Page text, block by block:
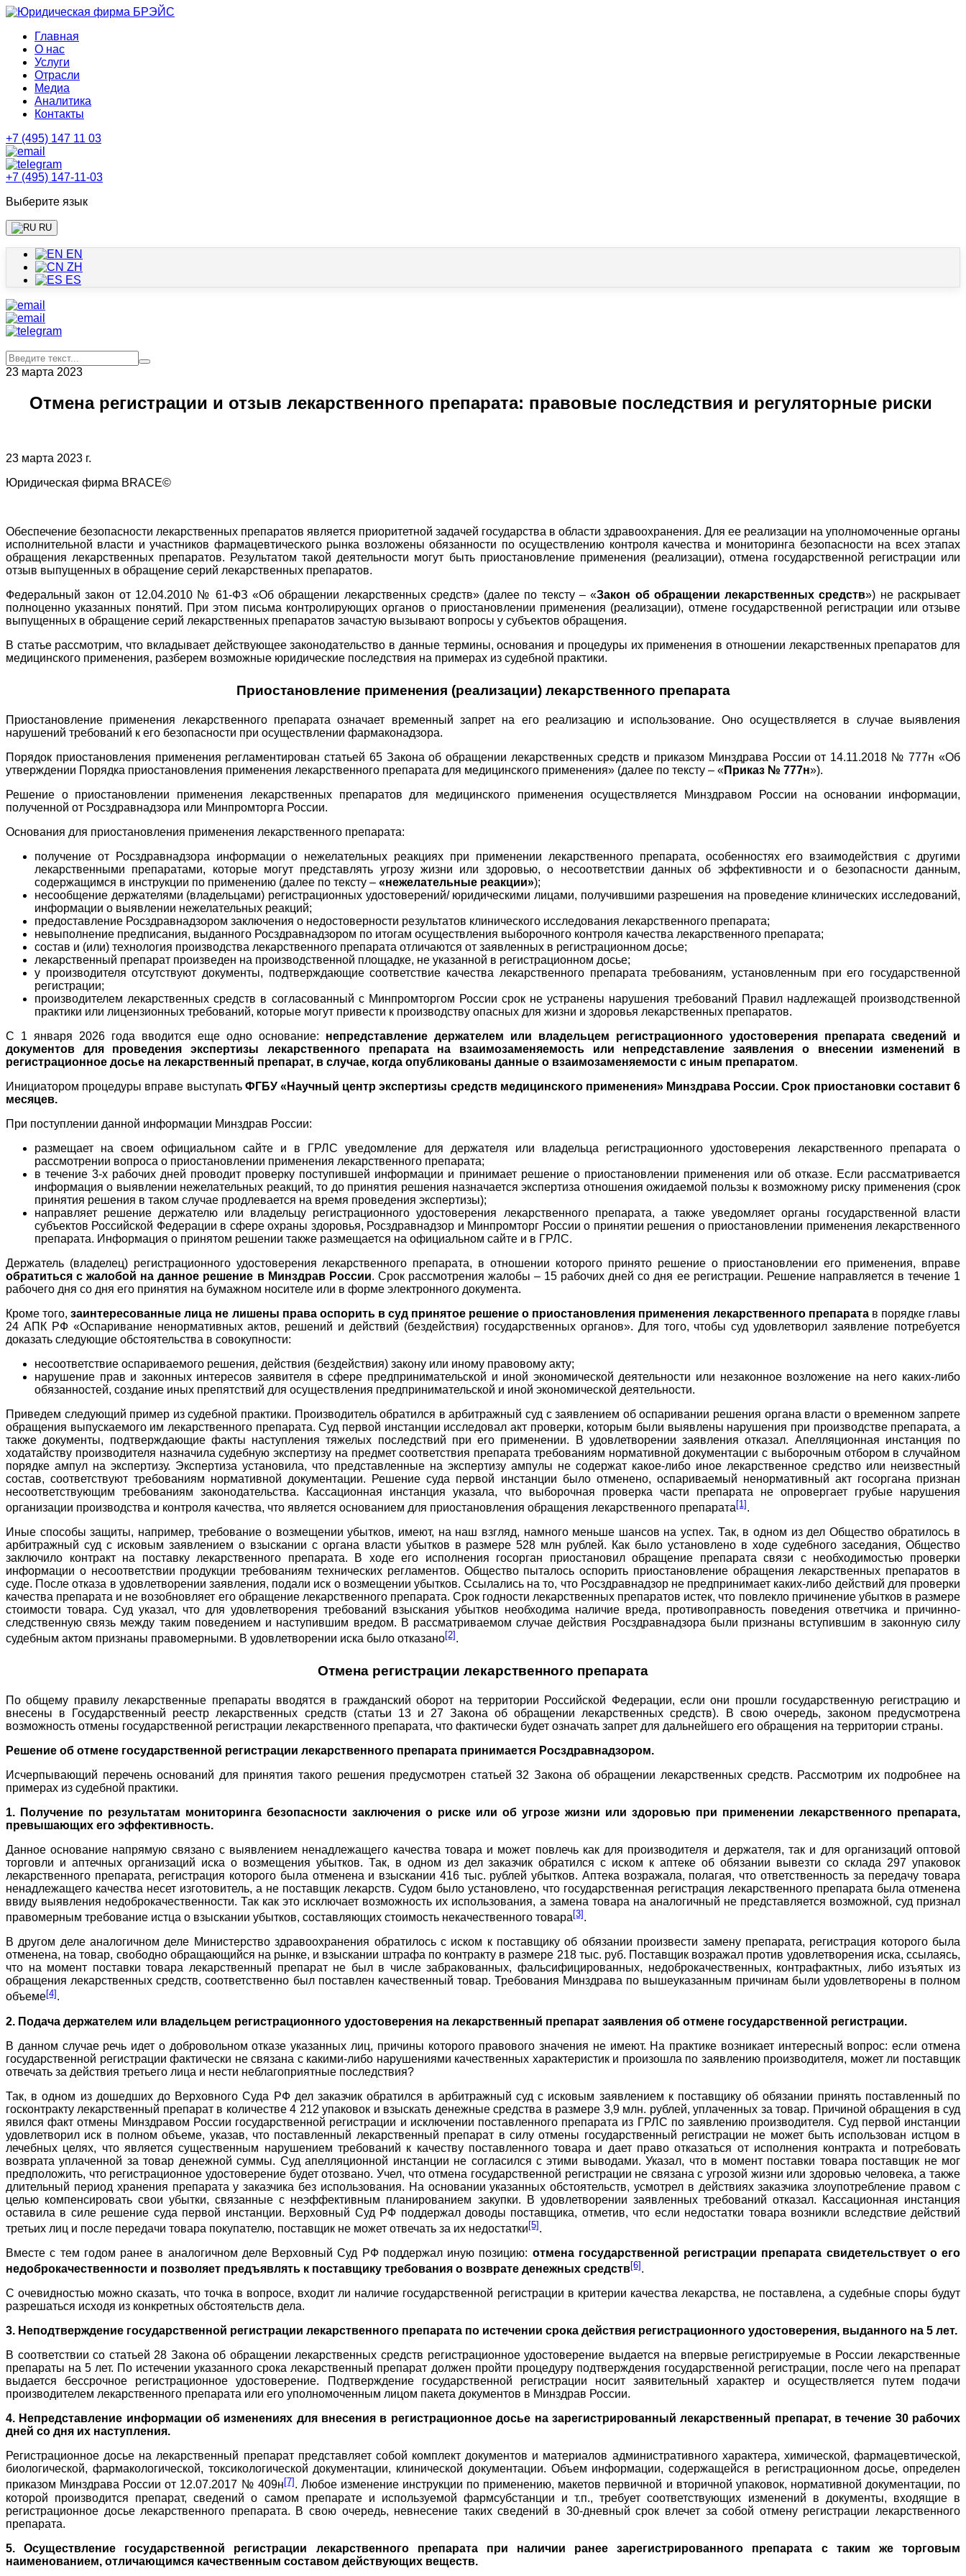
Главная
О нас
Услуги
Отрасли
Медиа
Аналитика
Контакты
+7 (495) 147 11 03
+7 (495) 147-11-03
Выберите язык
RU
EN
ZH
ES
23 марта 2023
Отмена регистрации и отзыв лекарственного препарата: правовые последствия и регуляторные риски
23 марта 2023 г.
Юридическая фирма BRACE©
Обеспечение безопасности лекарственных препаратов является приоритетной задачей государства в области здравоохранения. Для ее реализации на уполномоченные органы
исполнительной власти и участников фармацевтического рынка возложены обязанности по осуществлению контроля качества и мониторинга безопасности на всех этапах
обращения лекарственных препаратов. Результатом такой деятельности могут быть приостановление применения (реализации), отмена государственной регистрации или
отзыв выпущенных в обращение серий лекарственных препаратов.
Федеральный закон от 12.04.2010 № 61-ФЗ «Об обращении лекарственных средств» (далее по тексту – «Закон об обращении лекарственных средств») не раскрывает
полноценно указанных понятий. При этом письма контролирующих органов о приостановлении применения (реализации), отмене государственной регистрации или отзыве
выпущенных в обращение серий лекарственных препаратов зачастую вызывают вопросы у субъектов обращения.
В статье рассмотрим, что вкладывает действующее законодательство в данные термины, основания и процедуры их применения в отношении лекарственных препаратов для
медицинского применения, разберем возможные юридические последствия на примерах из судебной практики.
Приостановление применения (реализации) лекарственного препарата
Приостановление применения лекарственного препарата означает временный запрет на его реализацию и использование. Оно осуществляется в случае выявления
нарушений требований к его безопасности при осуществлении фармаконадзора.
Порядок приостановления применения регламентирован статьей 65 Закона об обращении лекарственных средств и приказом Минздрава России от 14.11.2018 № 777н «Об
утверждении Порядка приостановления применения лекарственного препарата для медицинского применения» (далее по тексту – «Приказ № 777н»).
Решение о приостановлении применения лекарственных препаратов для медицинского применения осуществляется Минздравом России на основании информации,
полученной от Росздравнадзора или Минпромторга России.
Основания для приостановления применения лекарственного препарата:
получение от Росздравнадзора информации о нежелательных реакциях при применении лекарственного препарата, особенностях его взаимодействия с другими
лекарственными препаратами, которые могут представлять угрозу жизни или здоровью, о несоответствии данных об эффективности и о безопасности данным,
содержащимся в инструкции по применению (далее по тексту – «нежелательные реакции»);
несообщение держателями (владельцами) регистрационных удостоверений/ юридическими лицами, получившими разрешения на проведение клинических исследований,
информации о выявлении нежелательных реакций;
предоставление Росздравнадзором заключения о недостоверности результатов клинического исследования лекарственного препарата;
невыполнение предписания, выданного Росздравнадзором по итогам осуществления выборочного контроля качества лекарственного препарата;
состав и (или) технология производства лекарственного препарата отличаются от заявленных в регистрационном досье;
лекарственный препарат произведен на производственной площадке, не указанной в регистрационном досье;
у производителя отсутствуют документы, подтверждающие соответствие качества лекарственного препарата требованиям, установленным при его государственной
регистрации;
производителем лекарственных средств в согласованный с Минпромторгом России срок не устранены нарушения требований Правил надлежащей производственной
практики или лицензионных требований, которые могут привести к производству опасных для жизни и здоровья лекарственных препаратов.
С 1 января 2026 года вводится еще одно основание: непредставление держателем или владельцем регистрационного удостоверения препарата сведений и
документов для проведения экспертизы лекарственного препарата на взаимозаменяемость или непредставление заявления о внесении изменений в
регистрационное досье на лекарственный препарат, в случае, когда опубликованы данные о взаимозаменяемости с иным препаратом.
Инициатором процедуры вправе выступать ФГБУ «Научный центр экспертизы средств медицинского применения» Минздрава России. Срок приостановки составит 6
месяцев.
При поступлении данной информации Минздрав России:
размещает на своем официальном сайте и в ГРЛС уведомление для держателя или владельца регистрационного удостоверения лекарственного препарата о
рассмотрении вопроса о приостановлении применения лекарственного препарата;
в течение 3-х рабочих дней проводит проверку поступившей информации и принимает решение о приостановлении применения или об отказе. Если рассматривается
информация о выявлении нежелательных реакций, то до принятия решения назначается экспертиза отношения ожидаемой пользы к возможному риску применения (срок
принятия решения в таком случае продлевается на время проведения экспертизы);
направляет решение держателю или владельцу регистрационного удостоверения лекарственного препарата, а также уведомляет органы государственной власти
субъектов Российской Федерации в сфере охраны здоровья, Росздравнадзор и Минпромторг России о принятии решения о приостановлении применения лекарственного
препарата. Информация о принятом решении также размещается на официальном сайте и в ГРЛС.
Держатель (владелец) регистрационного удостоверения лекарственного препарата, в отношении которого принято решение о приостановлении его применения, вправе
обратиться с жалобой на данное решение в Минздрав России. Срок рассмотрения жалобы – 15 рабочих дней со дня ее регистрации. Решение направляется в течение 1
рабочего дня со дня его принятия на бумажном носителе или в форме электронного документа.
Кроме того,заинтересованные лица не лишены права оспорить в суд принятое решение о приостановления применения лекарственного препаратав порядке главы
24 АПК РФ «Оспаривание ненормативных актов, решений и действий (бездействия) государственных органов». Для того, чтобы суд удовлетворил заявление потребуется
доказать следующие обстоятельства в совокупности:
несоответствие оспариваемого решения, действия (бездействия) закону или иному правовому акту;
нарушение прав и законных интересов заявителя в сфере предпринимательской и иной экономической деятельности или незаконное возложение на него каких-либо
обязанностей, создание иных препятствий для осуществления предпринимательской и иной экономической деятельности.
Приведем следующий пример из судебной практики. Производитель обратился в арбитражный суд с заявлением об оспаривании решения органа власти о временном запрете
обращения выпускаемого им лекарственного препарата. Суд первой инстанции исследовал акт проверки, которым были выявлены нарушения при производстве препарата, а
также документы, подтверждающие факты наступления тяжелых последствий при его применении. В удовлетворении заявления отказал. Апелляционная инстанция по
ходатайству производителя назначила судебную экспертизу на предмет соответствия препарата требованиям нормативной документации с выборочным отбором в случайном
порядке ампул на экспертизу. Экспертиза установила, что представленные на экспертизу ампулы не содержат какое-либо иное лекарственное средство или неизвестный
состав, соответствуют требованиям нормативной документации. Решение суда первой инстанции было отменено, оспариваемый ненормативный акт госоргана признан
несоответствующим требованиям законодательства. Кассационная инстанция указала, что выборочная проверка части препарата не опровергает грубые нарушения
организации производства и контроля качества, что является основанием для приостановления обращения лекарственного препарата[1].
Иные способы защиты, например, требование о возмещении убытков, имеют, на наш взгляд, намного меньше шансов на успех. Так, в одном из дел Общество обратилось в
арбитражный суд с исковым заявлением о взыскании с органа власти убытков в размере 528 млн рублей. Как было установлено в ходе судебного заседания, Общество
заключило контракт на поставку лекарственного препарата. В ходе его исполнения госорган приостановил обращение препарата связи с необходимостью проверки
информации о несоответствии продукции требованиям технических регламентов. Общество пыталось оспорить приостановление обращения лекарственных препаратов в
суде. После отказа в удовлетворении заявления, подали иск о возмещении убытков. Ссылались на то, что Росздравнадзор не предпринимает каких-либо действий для проверки
качества препарата и не возобновляет его обращение лекарственного препарата. Срок годности лекарственных препаратов истек, что повлекло причинение убытков в размере
стоимости товара. Суд указал, что для удовлетворения требований взыскания убытков необходима наличие вреда, противоправность поведения ответчика и причинно-
следственную связь между таким поведением и наступившим вредом. В рассматриваемом случае действия Росздравнадзора были признаны вступившим в законную силу
судебным актом признаны правомерными. В удовлетворении иска было отказано[2] .
Отмена регистрации лекарственного препарата
По общему правилу лекарственные препараты вводятся в гражданский оборот на территории Российской Федерации, если они прошли государственную регистрацию и
внесены в Государственный реестр лекарственных средств (статьи 13 и 27 Закона об обращении лекарственных средств). В свою очередь, законом предусмотрена
возможность отмены государственной регистрации лекарственного препарата, что фактически будет означать запрет для дальнейшего его обращения на территории страны.
Решение об отмене государственной регистрации лекарственного препарата принимается Росздравнадзором.
Исчерпывающий перечень оснований для принятия такого решения предусмотрен статьей 32 Закона об обращении лекарственных средств. Рассмотрим их подробнее на
примерах из судебной практики.
1. Получение по результатам мониторинга безопасности заключения о риске или об угрозе жизни или здоровью при применении лекарственного препарата,
превышающих его эффективность.
Данное основание напрямую связано с выявлением ненадлежащего качества товара и может повлечь как для производителя и держателя, так и для организаций оптовой
торговли и аптечных организаций иска о возмещения убытков. Так, в одном из дел заказчик обратился с иском к аптеке об обязании вывезти со склада 297 упаковок
лекарственного препарата, регистрация которого была отменена и взыскании 416 тыс. рублей убытков. Аптека возражала, полагая, что ответственность за передачу товара
ненадлежащего качества несет изготовитель, а не поставщик лекарств. Судом было установлено, что государственная регистрация лекарственного препарата была отменена
ввиду выявления недоброкачественности. Так как это исключает возможность их использования, а замена товара на аналогичный не представляется возможной, суд признал
правомерным требование истца о взыскании убытков, составляющих стоимость некачественного товара[3] .
В другом деле аналогичном деле Министерство здравоохранения обратилось с иском к поставщику об обязании произвести замену препарата, регистрация которого была
отменена, на товар, свободно обращающийся на рынке, и взыскании штрафа по контракту в размере 218 тыс. руб. Поставщик возражал против удовлетворения иска, ссылаясь,
что на момент поставки товара лекарственный препарат не был в числе забракованных, фальсифицированных, недоброкачественных, контрафактных, либо изъятых из
обращения лекарственных средств, соответственно был поставлен качественный товар. Требования Минздрава по вышеуказанным причинам были удовлетворены в полном
объеме[4].
2. Подача держателем или владельцем регистрационного удостоверения на лекарственный препарат заявления об отмене государственной регистрации.
В данном случае речь идет о добровольном отказе указанных лиц, причины которого правового значения не имеют. На практике возникает интересный вопрос: если отмена
государственной регистрации фактически не связана с какими-либо нарушениями качественных характеристик и произошла по заявлению производителя, может ли поставщик
отвечать за действия третьего лица и нести неблагоприятные последствия?
Так, в одном из дошедших до Верховного Суда РФ дел заказчик обратился в арбитражный суд с исковым заявлением к поставщику об обязании принять поставленный по
госконтракту лекарственный препарат в количестве 4 212 упаковок и взыскать денежные средства в размере 3,9 млн. рублей, уплаченных за товар. Причиной обращения в суд
явился факт отмены Минздравом России государственной регистрации и исключении поставленного препарата из ГРЛС по заявлению производителя. Суд первой инстанции
удовлетворил иск в полном объеме, указав, что поставленный лекарственный препарат в силу отмены государственный регистрации не может быть использован истцом в
лечебных целях, что является существенным нарушением требований к качеству поставленного товара и дает право отказаться от исполнения контракта и потребовать
возврата уплаченной за товар денежной суммы. Суд апелляционной инстанции не согласился с этими выводами. Указал, что в момент поставки товара поставщик не мог
предположить, что регистрационное удостоверение будет отозвано. Учел, что отмена государственной регистрации не связана с угрозой жизни или здоровью человека, а также
длительный период хранения препарата у заказчика без использования. На основании указанных обстоятельств, усмотрел в действиях заказчика злоупотребление правом с
целью компенсировать свои убытки, связанные с неэффективным планированием закупки. В удовлетворении заявленных требований отказал. Кассационная инстанция
оставила в силе решение суда первой инстанции. Верховный Суд РФ поддержал доводы поставщика, отметив, что если недостатки товара возникли вследствие действий
третьих лиц и после передачи товара покупателю, поставщик не может отвечать за их недостатки [5] .
Вместе с тем годом ранее в аналогичном деле Верховный Суд РФ поддержал иную позицию: отмена государственной регистрации препарата свидетельствует о его
недоброкачественности и позволяет предъявлять к поставщику требования о возврате денежных средств[6] .
С очевидностью можно сказать, что точка в вопросе, входит ли наличие государственной регистрации в критерии качества лекарства, не поставлена, а судебные споры будут
разрешаться исходя из конкретных обстоятельств дела.
3. Неподтверждение государственной регистрации лекарственного препарата по истечении срока действия регистрационного удостоверения, выданного на 5 лет.
В соответствии со статьей 28 Закона об обращении лекарственных средств регистрационное удостоверение выдается на впервые регистрируемые в России лекарственные
препараты на 5 лет. По истечении указанного срока лекарственный препарат должен пройти процедуру подтверждения государственной регистрации, после чего на препарат
выдается бессрочное регистрационное удостоверение. Подтверждение государственной регистрации носит заявительный характер и осуществляется путем подачи
производителем лекарственного препарата или его уполномоченным лицом пакета документов в Минздрав России.
4. Непредставление информации об изменениях для внесения в регистрационное досье на зарегистрированный лекарственный препарат, в течение 30 рабочих
дней со дня их наступления.
Регистрационное досье на лекарственный препарат представляет собой комплект документов и материалов административного характера, химической, фармацевтической,
биологической, фармакологической, токсикологической документации, клинической документации. Объем информации, содержащейся в регистрационном досье, определен
приказом Минздрава России от 12.07.2017 № 409н[7]. Любое изменение инструкции по применению, макетов первичной и вторичной упаковок, нормативной документации, по
которой производится препарат, сведений о самом препарате и используемой фармсубстанции и т.п., требует соответствующих изменений в документы, входящие в
регистрационное досье лекарственного препарата. В свою очередь, невнесение таких сведений в 30-дневный срок влечет за собой отмену регистрации лекарственного
препарата.
5. Осуществление государственной регистрации лекарственного препарата при наличии ранее зарегистрированного препарата с таким же торговым
наименованием, отличающимся качественным составом действующих веществ.